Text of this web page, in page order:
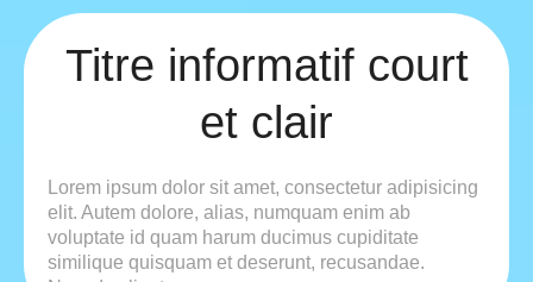
Titre informatif court
et clair
Lorem ipsum dolor sit amet, consectetur adipisicing
elit. Autem dolore, alias, numquam enim ab
voluptate id quam harum ducimus cupiditate
similique quisquam et deserunt, recusandae.